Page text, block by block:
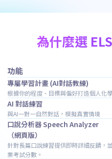
為什麼選
功能
專屬學習計畫 (AI對話教練)
根據你的程度、目標與偏好打造個人化
AI 對話練習
與AI一對一自然對話，模擬真實情境
口說分析器 Speech Analyzer
（網頁版）
針對長篇口說練習提供即時詳細反饋，
業考試分數。